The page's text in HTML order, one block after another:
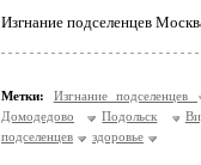
Изгнание подселенцев
Метки:
Изгнание подселенцев
Домодедово
Подольск
подселенцев
здоровье